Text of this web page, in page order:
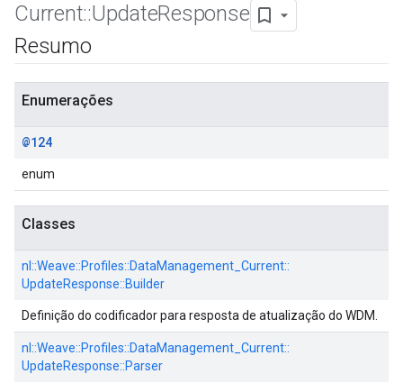
Current::UpdateResponse
Resumo
Enumerações
@124
enum
Classes
nl::Weave::Profiles::DataManagement_Current::
UpdateResponse::Builder
Definição do codificador para resposta de atualização do WDM.
nl::Weave::Profiles::DataManagement_Current::
UpdateResponse::Parser